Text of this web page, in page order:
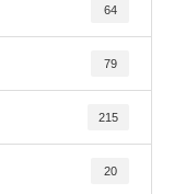
64
79
215
20